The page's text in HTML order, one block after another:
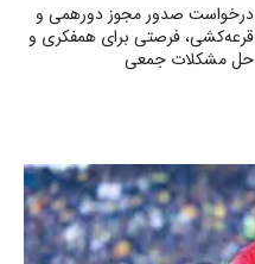
درخواست صدور مجوز دورهمی و
قرعه‌کشی، فرصتی برای همفکری و
حل مشکلات جمعی